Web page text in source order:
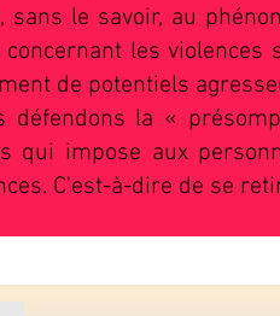
le savoir, au
les violences
de potentiels
défendons la «
qui impose aux
C'est-à-dire de se